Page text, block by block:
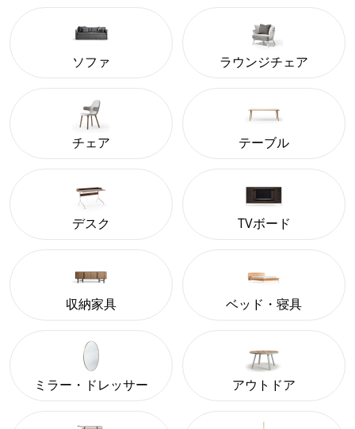
ソファ ラウンジチェア
チェア テーブル
デスク TVボード
収納家具 ベッド・寝具
ミラー・ドレッサー アウトドア